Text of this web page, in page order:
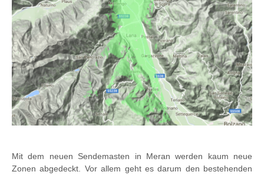
Mit dem neuen Sendemasten in Meran werden kaum neue
Zonen abgedeckt. Vor allem geht es darum den bestehenden